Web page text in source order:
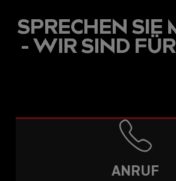
USB-C ÜBER LANGE
DISTANZEN: AKTIVE
USB-C-KABEL FÜR
STABILE 10 GBIT/S BIS
SPRECHEN SIE
- WIR SIND
ANRUF